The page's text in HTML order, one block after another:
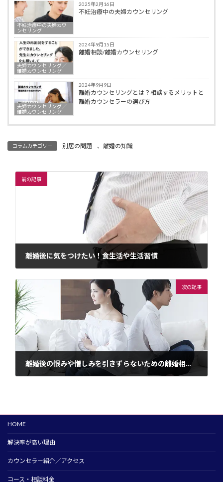
不妊治療中の夫婦カウ
ンセリング
2025年2月16日
不妊治療中の夫婦カウンセリング
夫婦カウンセリング／
離婚カウンセリング
2024年9月15日
離婚相談/離婚カウンセリング
夫婦カウンセリング／
離婚カウンセリング
2024年9月9日
離婚カウンセリングとは？相談するメリットと
離婚カウンセラーの選び方
コラムカテゴリー 別居の問題 、 離婚の知識
前の記事
離婚後に気をつけたい！食生活や生活習慣
次の記事
離婚後の恨みや憎しみを引きずらないための離婚相談活用法
HOME
解決率が高い理由
カウンセラー紹介／アクセス
コース・相談料金